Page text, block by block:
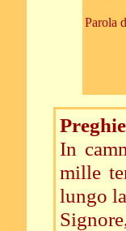
Parola
In
mille
lungo